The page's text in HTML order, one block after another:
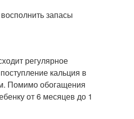
запасы
регулярное
кальция в
Помимо обогащения
от 6 месяцев до 1